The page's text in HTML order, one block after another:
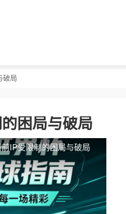
破局
困局与破局
IP受限制的困局与破局